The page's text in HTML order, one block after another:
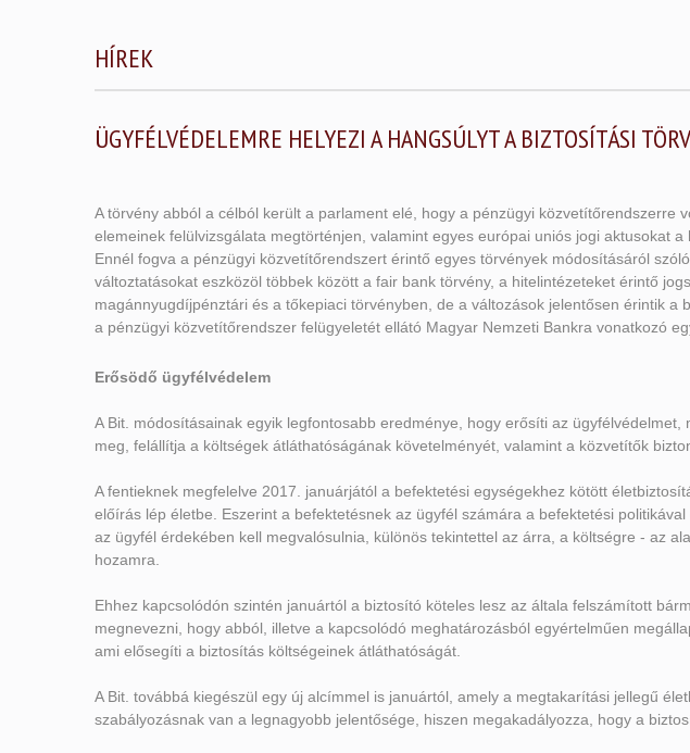
HÍREK
ÜGYFÉLVÉDELEMRE HELYEZI A HANGSÚLYT A BIZTOSÍTÁSI
A törvény abból a célból került a parlament elé, hogy a pénzügyi közvetítőrendszerre
elemeinek felülvizsgálata megtörténjen, valamint egyes európai uniós jogi aktusokat a
Ennél fogva a pénzügyi közvetítőrendszert érintő egyes törvények módosításáról
változtatásokat eszközöl többek között a fair bank törvény, a hitelintézeteket érintő
magánnyugdíjpénztári és a tőkepiaci törvényben, de a változások jelentősen érintik a
a pénzügyi közvetítőrendszer felügyeletét ellátó Magyar Nemzeti Bankra vonatkozó
Erősödő ügyfélvédelem
A Bit. módosításainak egyik legfontosabb eredménye, hogy erősíti az
meg, felállítja a költségek átláthatóságának követelményét, valamint a közvetítők
A fentieknek megfelelve 2017. januárjától a befektetési egységekhez kötött
előírás lép életbe. Eszerint a befektetésnek az ügyfél számára a befektetési
az ügyfél érdekében kell megvalósulnia, különös tekintettel az árra, a költségre - az
hozamra.
Ehhez kapcsolódón szintén januártól a biztosító köteles lesz az általa felszámított
megnevezni, hogy abból, illetve a kapcsolódó meghatározásból egyértelműen
ami elősegíti a biztosítás költségeinek átláthatóságát.
A Bit. továbbá kiegészül egy új alcímmel is januártól, amely a megtakarítási jellegű
szabályozásnak van a legnagyobb jelentősége, hiszen megakadályozza, hogy a